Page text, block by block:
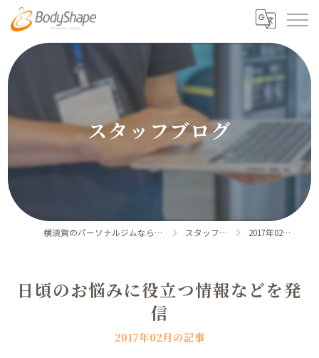
スタッフブログ
横須賀のパーソナルジムならボディシェイプ スタッフブログ 2017年02月の記事
日頃のお悩みに役立つ情報などを発
信
2017年02月の記事